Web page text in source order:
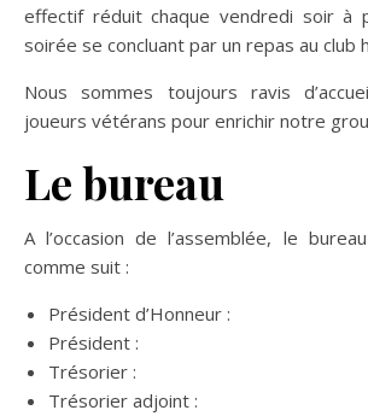
effectif réduit chaque vendredi soir à
soirée se concluant par un repas au club
Nous sommes toujours ravis
joueurs vétérans pour enrichir notre
Le bureau
A l’occasion de l’assemblée, le
comme suit :
Président d’Honneur :
Président :
Trésorier :
Trésorier adjoint :